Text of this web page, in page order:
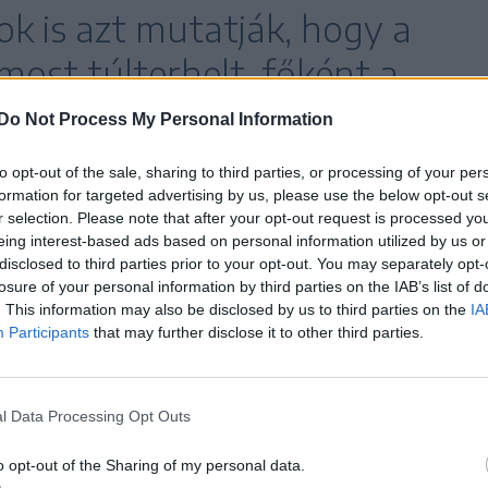
Do Not Process My Personal Information
opt-out of the sale, sharing to third parties, or processing of your
for targeted advertising by us, please use the below opt-out
selection. Please note that after your opt-out request is processed
interest-based ads based on personal information utilized by us
to third parties prior to your opt-out. You may separately
of your personal information by third parties on the IAB’s list of
This information may also be disclosed by us to third parties on the
Participants that may further disclose it to other third parties.
Data Processing Opt Outs
opt-out of the Sharing of my personal data.
is azt mutatják, hogy a
túlterhelt, főként a
és az infrastruktúra
összefüggő
kockázatot jelentene a
hogy a CFR Rt. költségvetés-
hatását: működési zavarokat, bizonyos
programok ellehetetlenülését okozza.